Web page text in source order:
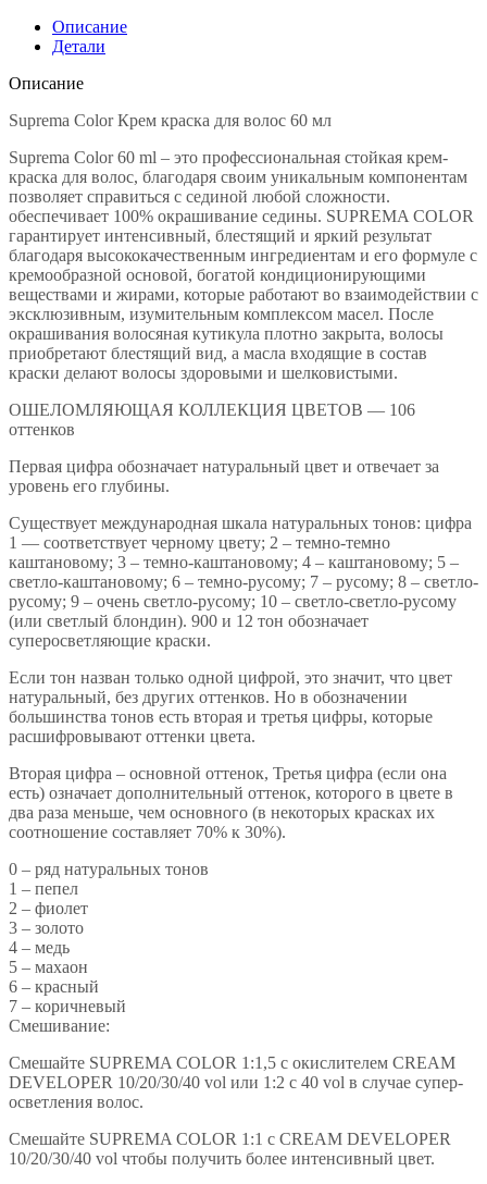
Описание
Детали
Описание
Suprema Color Крем краска для волос 60 мл
Suprema Color 60 ml – это профессиональная стойкая крем-
краска для волос, благодаря своим уникальным компонентам
позволяет справиться с сединой любой сложности.
обеспечивает 100% окрашивание седины. SUPREMA COLOR
гарантирует интенсивный, блестящий и яркий результат
благодаря высококачественным ингредиентам и его формуле с
кремообразной основой, богатой кондиционирующими
веществами и жирами, которые работают во взаимодействии с
эксклюзивным, изумительным комплексом масел. После
окрашивания волосяная кутикула плотно закрыта, волосы
приобретают блестящий вид, а масла входящие в состав
краски делают волосы здоровыми и шелковистыми.
ОШЕЛОМЛЯЮЩАЯ КОЛЛЕКЦИЯ ЦВЕТОВ — 106
оттенков
Первая цифра обозначает натуральный цвет и отвечает за
уровень его глубины.
Существует международная шкала натуральных тонов: цифра
1 — соответствует черному цвету; 2 – темно-темно
каштановому; 3 – темно-каштановому; 4 – каштановому; 5 –
светло-каштановому; 6 – темно-русому; 7 – русому; 8 – светло-
русому; 9 – очень светло-русому; 10 – светло-светло-русому
(или светлый блондин). 900 и 12 тон обозначает
суперосветляющие краски.
Если тон назван только одной цифрой, это значит, что цвет
натуральный, без других оттенков. Но в обозначении
большинства тонов есть вторая и третья цифры, которые
расшифровывают оттенки цвета.
Вторая цифра – основной оттенок, Третья цифра (если она
есть) означает дополнительный оттенок, которого в цвете в
два раза меньше, чем основного (в некоторых красках их
соотношение составляет 70% к 30%).
0 – ряд натуральных тонов
1 – пепел
2 – фиолет
3 – золото
4 – медь
5 – махаон
6 – красный
7 – коричневый
Смешивание:
Смешайте SUPREMA COLOR 1:1,5 с окислителем CREAM
DEVELOPER 10/20/30/40 vol или 1:2 с 40 vol в случае супер-
осветления волос.
Смешайте SUPREMA COLOR 1:1 с CREAM DEVELOPER
10/20/30/40 vol чтобы получить более интенсивный цвет.